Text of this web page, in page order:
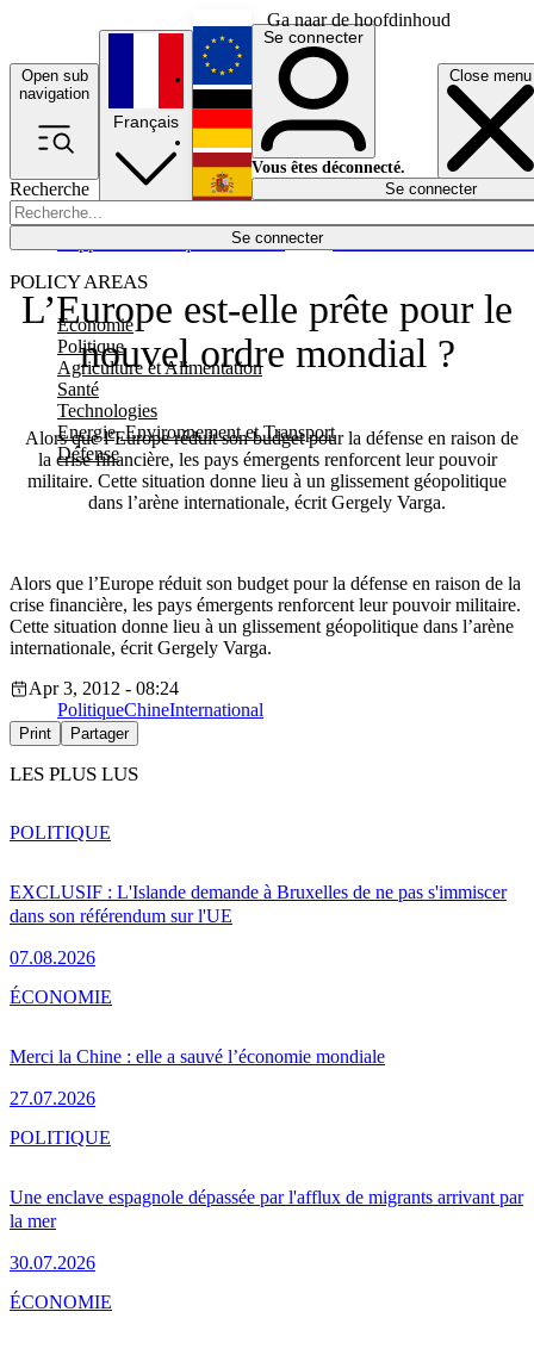
Ga naar de hoofdinhoud
Open sub
navigation
Close menu
Recherche
Se connecter
POLICY AREAS
Economie
Politique
Agriculture et Alimentation
Santé
Technologies
Energie, Environnement et Transport
Défense
Économie
Français
English
Deutsch
Español
Se connecter
Vous êtes déconnecté.
Se connecter
L’Europe est-elle prête pour le
nouvel ordre mondial ?
Alors que l’Europe réduit son budget pour la défense en raison de
la crise financière, les pays émergents renforcent leur pouvoir
militaire. Cette situation donne lieu à un glissement géopolitique
dans l’arène internationale, écrit Gergely Varga.
Alors que l’Europe réduit son budget pour la défense en raison de la
crise financière, les pays émergents renforcent leur pouvoir militaire.
Cette situation donne lieu à un glissement géopolitique dans l’arène
internationale, écrit Gergely Varga.
Apr 3, 2012 - 08:24
PolitiqueChineInternational
Print Partager
LES PLUS LUS
EXCLUSIF : L'Islande demande à Bruxelles de ne pas s'immiscer
dans son référendum sur l'UE
07.08.2026
POLITIQUE
Merci la Chine : elle a sauvé l’économie mondiale
27.07.2026
ÉCONOMIE
Une enclave espagnole dépassée par l'afflux de migrants arrivant par
la mer
30.07.2026
POLITIQUE
ÉCONOMIE